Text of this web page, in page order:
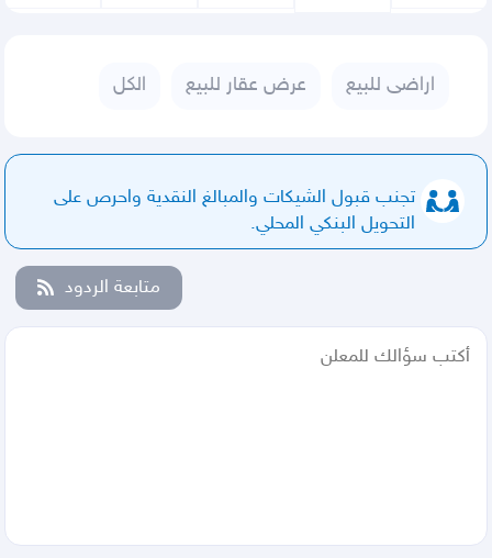
اراضى للبيع عرض عقار للبيع الكل
تجنب قبول الشيكات والمبالغ النقدية واحرص على
التحويل البنكي المحلي.
متابعة الردود